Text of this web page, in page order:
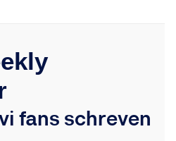
fans schreven